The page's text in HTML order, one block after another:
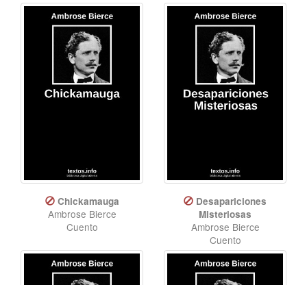
Chickamauga
Ambrose Bierce
Cuento
Desapariciones
Misteriosas
Ambrose Bierce
Cuento